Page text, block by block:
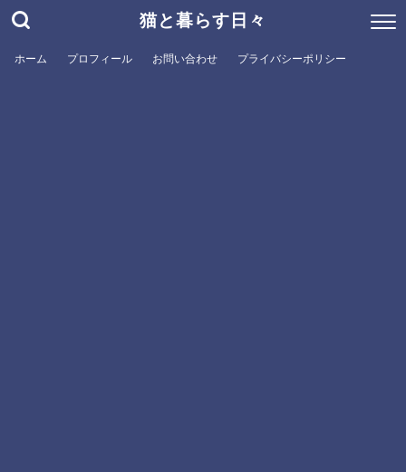
猫と暮らす日々
ホーム プロフィール お問い合わせ プライバシーポリシー